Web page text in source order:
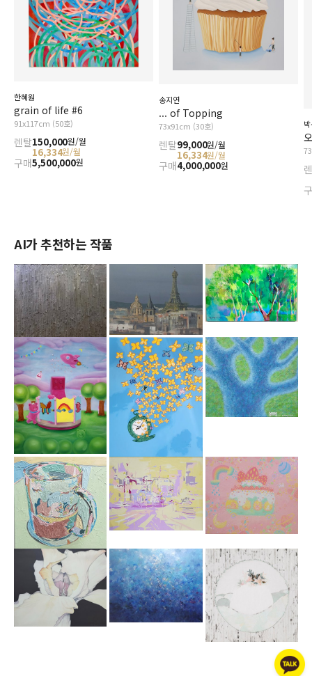
한혜원
grain of life #6
91x117cm (50호)
렌탈150,000원/월
16,334원/월
구매5,500,000원
송지연
... of Topping
73x91cm (30호)
렌탈99,000원/월
16,334원/월
구매4,000,000원
AI가 추천하는 작품